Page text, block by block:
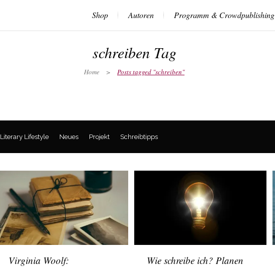
Shop Autoren Programm & Crowdpublishing
schreiben Tag
Home > Posts tagged "schreiben"
Literary Lifestyle Neues Projekt Schreibtipps
Virginia Woolf:
Wie schreibe ich? Planen